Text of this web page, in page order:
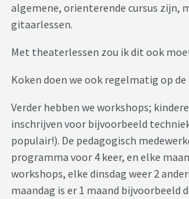
algemene, orienterende cursus zijn,
gitaarlessen.
Met theaterlessen zou ik dit ook
Koken doen we ook regelmatig op de
Verder hebben we workshops;
inschrijven voor bijvoorbeeld
populair!). De pedagogisch
programma voor 4 keer, en elke
workshops, elke dinsdag weer 2
maandag is er 1 maand bijvoorbeeld